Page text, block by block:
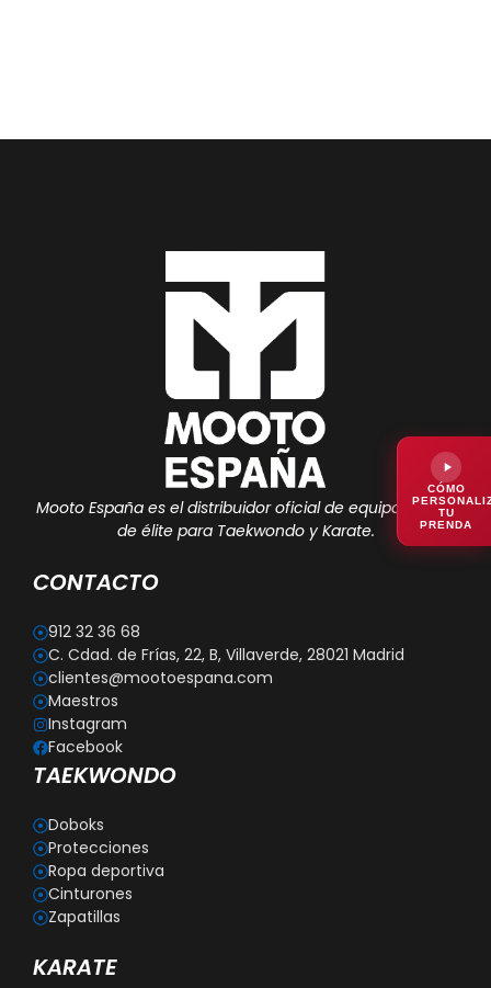
Mooto España es el distribuidor oficial de equipamiento
de élite para Taekwondo y Karate.
CONTACTO
912 32 36 68
C. Cdad. de Frías, 22, B, Villaverde, 28021 Madrid
clientes@mootoespana.com
Maestros
Instagram
Facebook
TAEKWONDO
Doboks
Protecciones
Ropa deportiva
Cinturones
Zapatillas
KARATE
CÓMO
TU
PRENDA